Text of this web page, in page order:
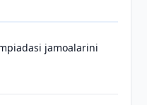
jamoalarini